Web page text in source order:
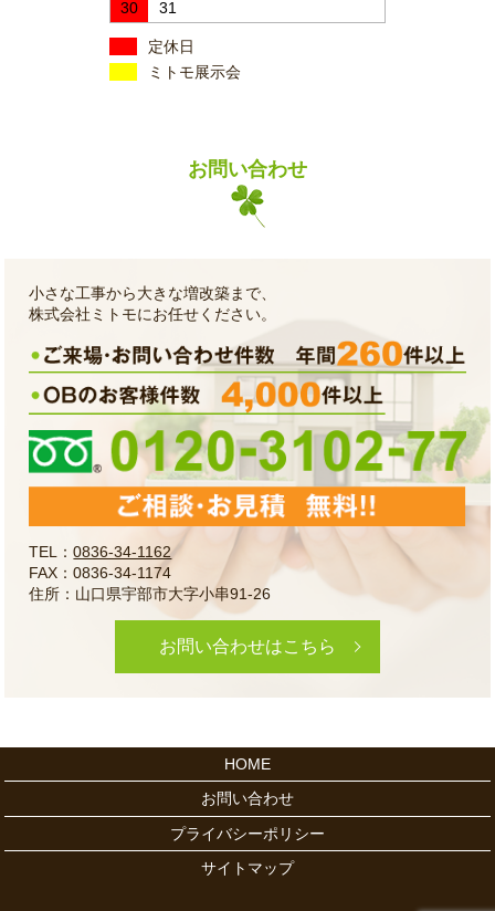
30
31
定休日
ミトモ展示会
お問い合わせ
小さな工事から大きな増改築まで、
株式会社ミトモにお任せください。
TEL：0836-34-1162
FAX：0836-34-1174
住所：山口県宇部市大字小串91-26
お問い合わせはこちら
HOME
お問い合わせ
プライバシーポリシー
サイトマップ